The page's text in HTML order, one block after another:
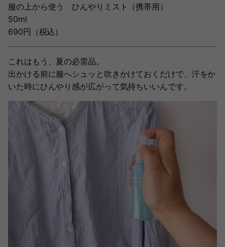
服の上から使う ひんやりミスト（携帯用）
50ml
690円（税込）
これはもう、夏の必需品。
出かける前に服へシュッと吹きかけておくだけで、汗をか
いた時にひんやり感が広がって気持ちいいんです。